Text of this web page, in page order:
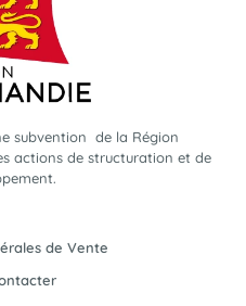
subvention de la Région
actions de structuration et de
de Vente